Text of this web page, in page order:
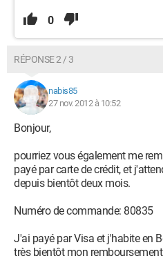
0
RÉPONSE 2 / 3
nabis85
27 nov. 2012 à 10:52
Bonjour,
pourriez vous également me
payé par carte de crédit, et
depuis bientôt deux mois.
Numéro de commande: 80835
J'ai payé par Visa et j'habite en
très bientôt mon